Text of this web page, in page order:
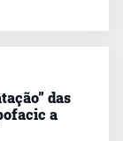
das
a